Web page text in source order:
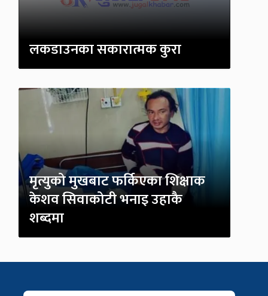
लकडाउनका सकारात्मक कुरा
मृत्युको मुखबाट फर्किएका शिक्षाक
केशव सिवाकोटी भनाइ उहाकै
शब्दमा